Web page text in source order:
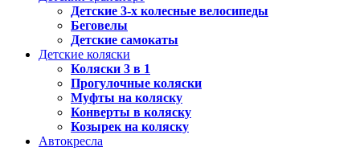
Детские 3-х колесные велосипеды
Беговелы
Детские самокаты
Детские коляски
Коляски 3 в 1
Прогулочные коляски
Муфты на коляску
Конверты в коляску
Козырек на коляску
Автокресла